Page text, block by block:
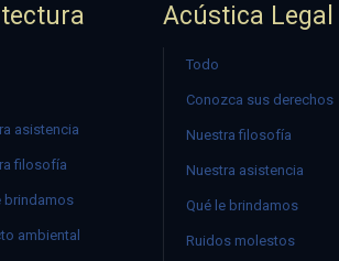
asistencia
filosofía
brindamos
ambiental
Acústica Legal
Todo
Conozca sus derechos
Nuestra filosofía
Nuestra asistencia
Qué le brindamos
Ruidos molestos